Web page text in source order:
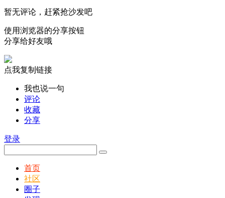
暂无评论，赶紧抢沙发吧
使用浏览器的分享按钮
分享给好友哦
点我复制链接
我也说一句
评论
收藏
分享
登录
首页
社区
圈子